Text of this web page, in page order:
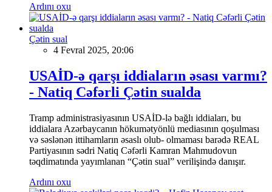
Ardını oxu
Çətin sual
4 Fevral 2025, 20:06
USAİD-ə qarşı iddiaların əsası varmı?
- Natiq Cəfərli Çətin sualda
Tramp administrasiyasının USAİD-lə bağlı iddiaları, bu
iddialara Azərbaycanın hökumətyönlü mediasının qoşulması
və səslənən ittihamların əsaslı olub- olmaması barədə REAL
Partiyasının sədri Natiq Cəfərli Kamran Mahmudovun
təqdimatında yayımlanan “Çətin sual” verilişində danışır.
Ardını oxu